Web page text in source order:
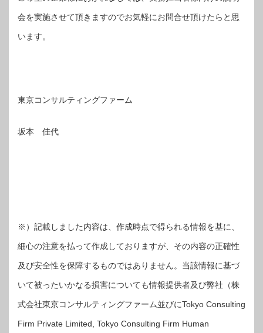
会を実施させて頂きますのでお気軽にお問合せ頂けたらと思
います。
東京コンサルティングファーム
坂本 佳代
※）記載しました内容は、作成時点で得られる情報を基に、
細心の注意を払って作成しておりますが、その内容の正確性
及び安全性を保障するものではありません。当該情報に基づ
いて被ったいかなる損害についても情報提供者及び弊社（株
式会社東京コンサルティングファーム並びにTokyo Consulting
Firm Private Limited, Tokyo Consulting Firm Human